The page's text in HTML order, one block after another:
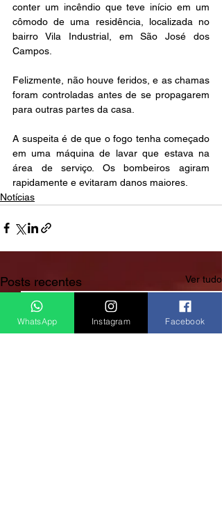
conter um incêndio que teve início em um
cômodo de uma residência, localizada no
bairro Vila Industrial, em São José dos
Campos.
Felizmente, não houve feridos, e as chamas
foram controladas antes de se propagarem
para outras partes da casa.
A suspeita é de que o fogo tenha começado
em uma máquina de lavar que estava na
área de serviço. Os bombeiros agiram
rapidamente e evitaram danos maiores.
Notícias
Posts recentes Ver tudo
WhatsApp Instagram Facebook